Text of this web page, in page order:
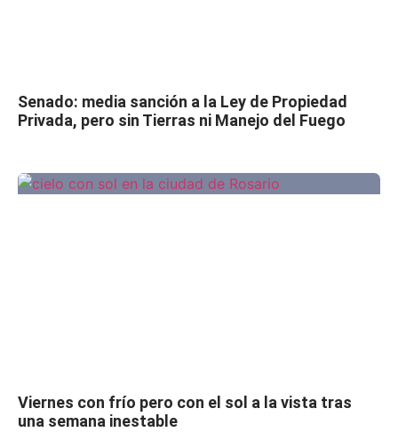
Senado: media sanción a la Ley de Propiedad
Privada, pero sin Tierras ni Manejo del Fuego
Viernes con frío pero con el sol a la vista tras
una semana inestable